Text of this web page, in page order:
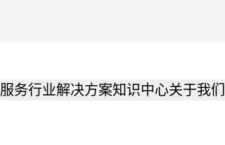
服务行业解决方案知识中心关于我们